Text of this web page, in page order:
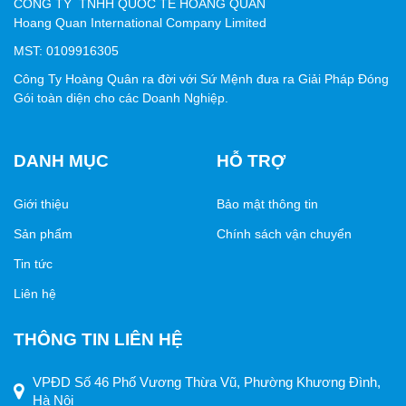
Thân thiện môi trường
: Sử dụng chất liệu giấy tái
3. Quy trình sản xuất
Bước 2: Thiết kế file in theo nhận diện thương hiệu.
Bước 3
: In ấn với công nghệ hiện đại, đảm bảo màu
phủ UV…
Bước 5
4. Lưu ý khi thiết kế hộp giấy có màu
Sử dụng màu sắc hài hòa, phù hợp nhóm khách hàng
mục tiêu.
CÔNG TY TNHH QUỐC TẾ HOÀNG QUÂN
Hoang Quan International Company Limited
MST: 0109916305
Công Ty Hoàng Quân ra đời với Sứ Mệnh đưa ra Giải Pháp Đóng
Gói toàn diện cho các Doanh Nghiệp.
DANH MỤC
Giới thiệu
Sản phẩm
Tin tức
Liên hệ
HỖ TRỢ
Bảo mật thông tin
Chính sách vận chuyển
THÔNG TIN LIÊN HỆ
VPĐD Số 46 Phố Vương Thừa Vũ, Phường Khương Đình,
Hà Nội